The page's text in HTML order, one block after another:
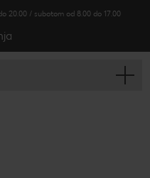
20.00 / subotom od 8.00 do 17.00